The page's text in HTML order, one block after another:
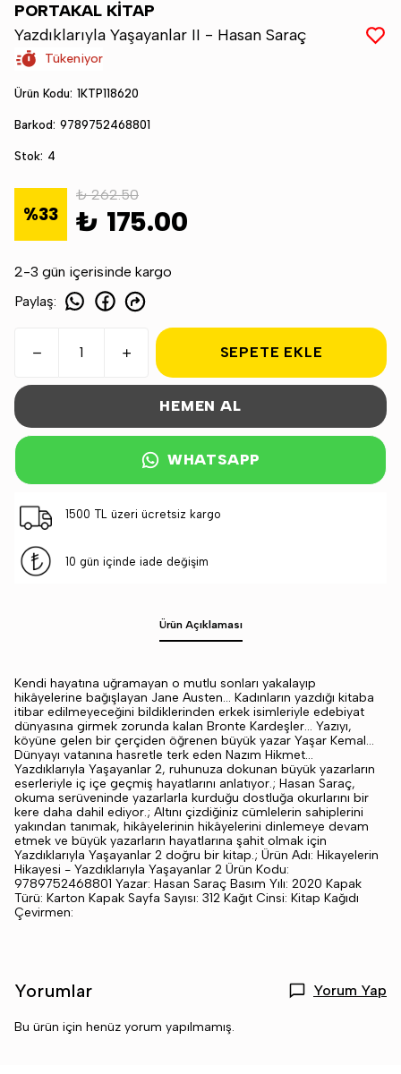
PORTAKAL KİTAP
Yazdıklarıyla Yaşayanlar II - Hasan Saraç
Tükeniyor
Ürün Kodu: 1KTP118620
Barkod: 9789752468801
Stok: 4
%33
₺ 262.50
₺ 175.00
2-3 gün içerisinde kargo
Paylaş:
SEPETE EKLE
HEMEN AL
WHATSAPP
1500 TL üzeri ücretsiz kargo
10 gün içinde iade değişim
Ürün Açıklaması
Kendi hayatına uğramayan o mutlu sonları yakalayıp
hikâyelerine bağışlayan Jane Austen… Kadınların yazdığı kitaba
itibar edilmeyeceğini bildiklerinden erkek isimleriyle edebiyat
dünyasına girmek zorunda kalan Bronte Kardeşler… Yazıyı,
köyüne gelen bir çerçiden öğrenen büyük yazar Yaşar Kemal…
Dünyayı vatanına hasretle terk eden Nazım Hikmet…
Yazdıklarıyla Yaşayanlar 2, ruhunuza dokunan büyük yazarların
eserleriyle iç içe geçmiş hayatlarını anlatıyor.; Hasan Saraç,
okuma serüveninde yazarlarla kurduğu dostluğa okurlarını bir
kere daha dahil ediyor.; Altını çizdiğiniz cümlelerin sahiplerini
yakından tanımak, hikâyelerinin hikâyelerini dinlemeye devam
etmek ve büyük yazarların hayatlarına şahit olmak için
Yazdıklarıyla Yaşayanlar 2 doğru bir kitap.; Ürün Adı: Hikayelerin
Hikayesi - Yazdıklarıyla Yaşayanlar 2 Ürün Kodu:
9789752468801 Yazar: Hasan Saraç Basım Yılı: 2020 Kapak
Türü: Karton Kapak Sayfa Sayısı: 312 Kağıt Cinsi: Kitap Kağıdı
Çevirmen:
Yorumlar Yorum Yap
Bu ürün için henüz yorum yapılmamış.